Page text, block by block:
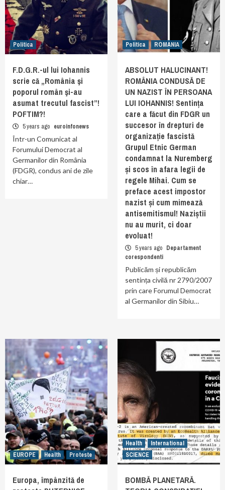
Politica
F.D.G.R.-ul lui Iohannis
scrie că „România şi
poporul român şi-au
asumat trecutul fascist”!
POFTIM?!
5 years ago euroinfonews
Într-un Comunicat al
Forumului Democrat al
Germanilor din România
(FDGR), condus ani de zile
chiar…
Politica ROMANIA
ABSOLUT HALUCINANT!
ROMÂNIA CONDUSĂ DE
UN NAZIST ÎN PERSOANA
LUI IOHANNIS! Sentința
care a făcut din FDGR un
succesor în drepturi de
organizație fascistă
Grupul Etnic German
condamnat la Nuremberg
și scos în afara legii de
regele Mihai. Cum se
preface acest impostor
nazist și cum mimează
antisemitismul! Naziștii
nu au murit, ci doar
evoluat!
5 years ago Departament
corespondenti
Publicăm și republicăm
sentința civilă nr 2790/2007
prin care Forumul Democrat
al Germanilor din Sibiu…
EUROPE Health Proteste
Europa, împânzită de
Health
International
SCIENCE
BOMBĂ PLANETARĂ.